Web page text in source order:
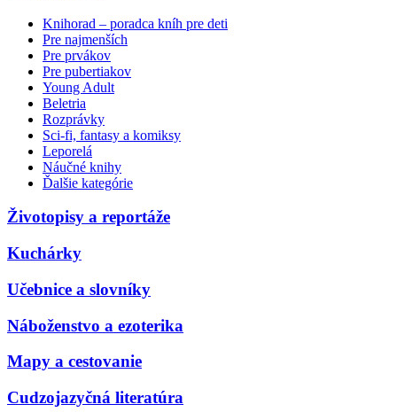
Knihorad – poradca kníh pre deti
Pre najmenších
Pre prvákov
Pre pubertiakov
Young Adult
Beletria
Rozprávky
Sci-fi, fantasy a komiksy
Leporelá
Náučné knihy
Ďalšie kategórie
Životopisy a reportáže
Kuchárky
Učebnice a slovníky
Náboženstvo a ezoterika
Mapy a cestovanie
Cudzojazyčná literatúra